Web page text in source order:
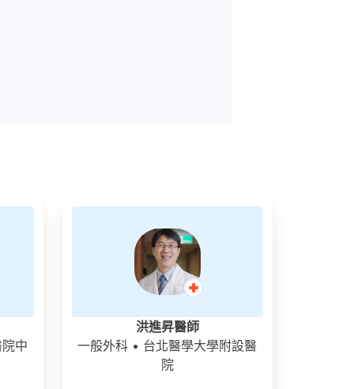
洪進昇醫師
一般外科 • 台北醫學大學附設醫
院
中